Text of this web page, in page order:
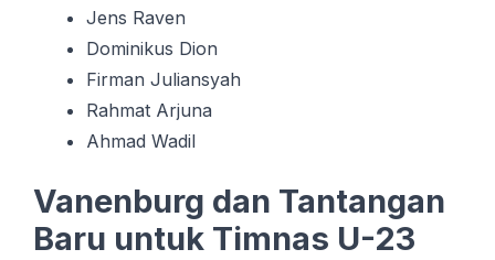
Jens Raven
Dominikus Dion
Firman Juliansyah
Rahmat Arjuna
Ahmad Wadil
Vanenburg dan Tantangan
Baru untuk Timnas U-23